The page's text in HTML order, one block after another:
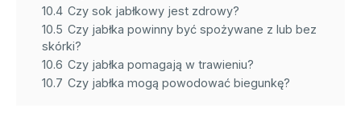
10.4 Czy sok jabłkowy jest zdrowy?
10.5 Czy jabłka powinny być spożywane z lub bez
skórki?
10.6 Czy jabłka pomagają w trawieniu?
10.7 Czy jabłka mogą powodować biegunkę?